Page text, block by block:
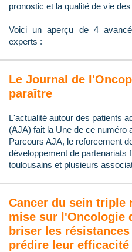
pronostic et la qualité de vie
Voici un aperçu de 4
experts :
Le Journal de
paraître
L'actualité autour des patients
(AJA) fait la Une de ce numéro
Parcours AJA, le reforcement
développement de
toulousains et plusieurs
Cancer du sein triple
mise sur l'Oncologie
briser les
prédire leur efficacité